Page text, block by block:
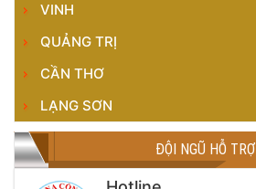
VINH
QUẢNG TRỊ
CẦN THƠ
LẠNG SƠN
ĐỘI NGŨ HỖ TRỢ